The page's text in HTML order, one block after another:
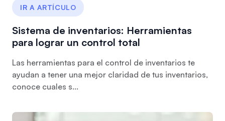
IR A ARTÍCULO
Sistema de inventarios: Herramientas
para lograr un control total
Las herramientas para el control de inventarios te
ayudan a tener una mejor claridad de tus inventarios,
conoce cuales s...